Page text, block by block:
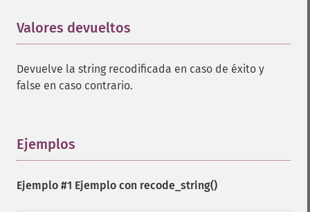
Valores devueltos
Devuelve la string recodificada en caso de éxito y
false en caso contrario.
Ejemplos
Ejemplo #1 Ejemplo con recode_string()